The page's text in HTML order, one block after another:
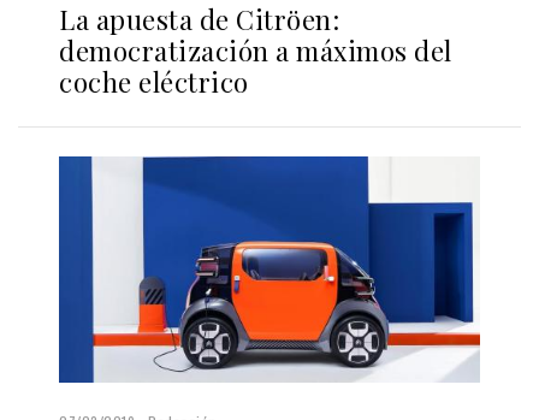
La apuesta de Citröen:
democratización a máximos del
coche eléctrico